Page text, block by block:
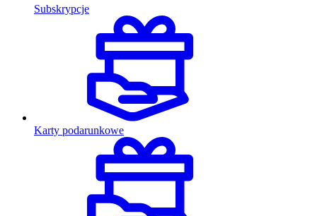
Subskrypcje
Karty podarunkowe